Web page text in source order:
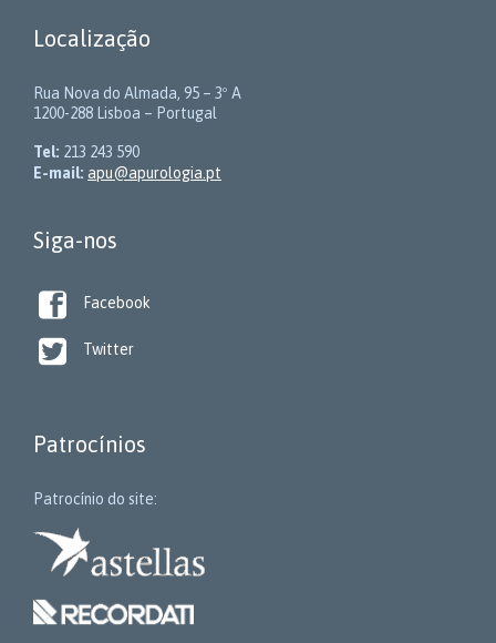
Localização
Rua Nova do Almada, 95 – 3º A
1200-288 Lisboa – Portugal
Tel: 213 243 590
E-mail: apu@apurologia.pt
Siga-nos
 Facebook
 Twitter
Patrocínios
Patrocínio do site: